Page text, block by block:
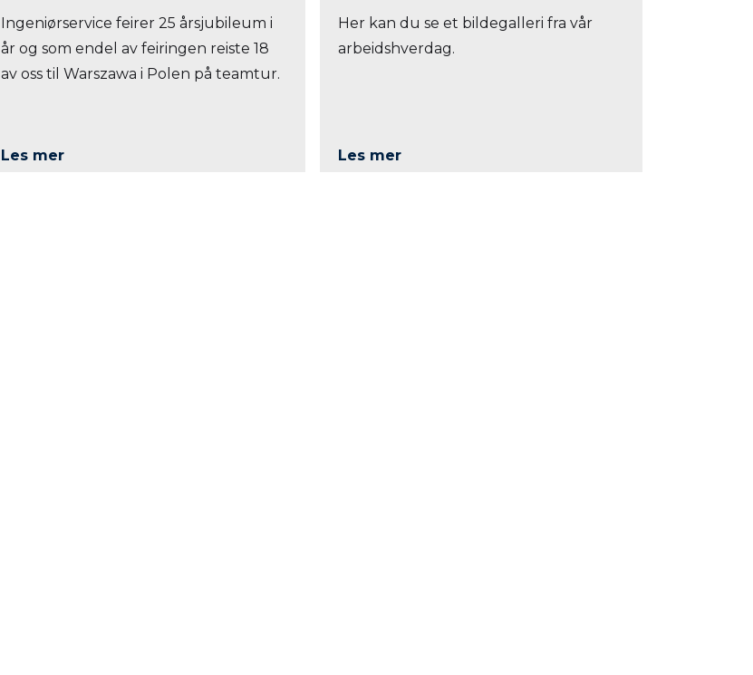
Ingeniørservice feirer 25 årsjubileum i
år og som endel av feiringen reiste 18
av oss til Warszawa i Polen på teamtur.
Les mer
Her kan du se et bildegalleri fra vår
arbeidshverdag.
Les mer